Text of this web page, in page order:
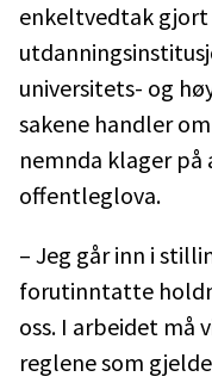
enkeltvedtak gjort
universitets- og
sakene handler
nemnda klager på
offentleglova.
– Jeg går inn i
forutinntatte
oss. I arbeidet må
reglene som